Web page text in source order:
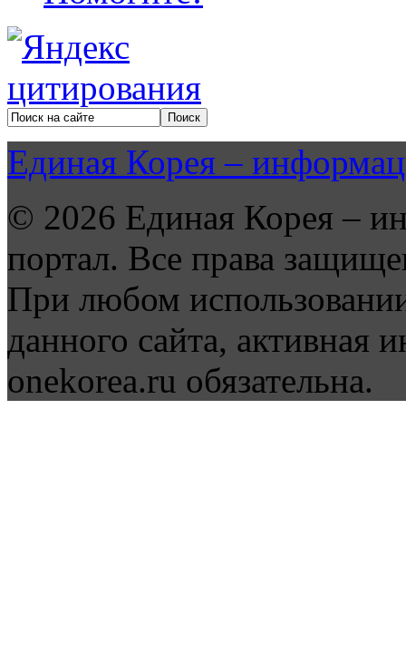
Единая Корея –
© 2026 Единая Корея –
портал. Все права
При любом
данного сайта, активная
onekorea.ru обязательна.